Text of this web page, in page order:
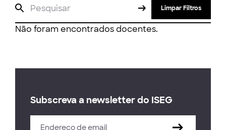
Limpar Filtros
Não foram encontrados docentes.
Subscreva a newsletter do ISEG